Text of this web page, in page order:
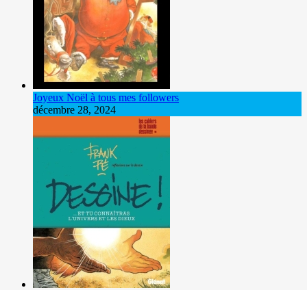
Joyeux Noël à tous mes followers
décembre 28, 2024